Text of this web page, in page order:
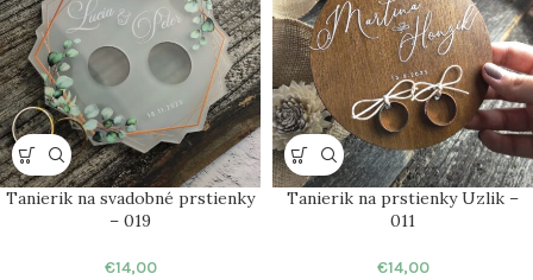
Tanierik na svadobné prstienky
– 019
€14,00
Tanierik na prstienky Uzlik –
011
€14,00